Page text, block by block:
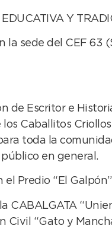
Y
la sede del CEF 63
de Escritor e
los Caballitos
toda la
en general.
el Predio “El
CABALGATA
Civil “Gato y